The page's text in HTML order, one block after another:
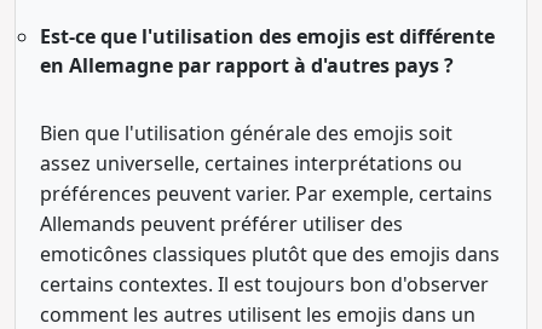
Est-ce que l'utilisation des emojis est différente
en Allemagne par rapport à d'autres pays ?
Bien que l'utilisation générale des emojis soit
assez universelle, certaines interprétations ou
préférences peuvent varier. Par exemple, certains
Allemands peuvent préférer utiliser des
emoticônes classiques plutôt que des emojis dans
certains contextes. Il est toujours bon d'observer
comment les autres utilisent les emojis dans un